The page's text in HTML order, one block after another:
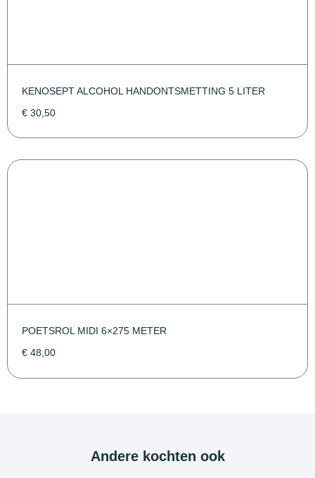
KENOSEPT ALCOHOL HANDONTSMETTING 5 LITER
€ 30,50
POETSROL MIDI 6×275 METER
€ 48,00
Andere kochten ook